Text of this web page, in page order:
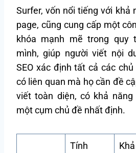
Surfer, vốn nổi tiếng với khả
page, cũng cung cấp một
khóa mạnh mẽ trong quy
mình, giúp người viết nội
SEO xác định tất cả các
có liên quan mà họ cần đề
viết toàn diện, có khả
một cụm chủ đề nhất định.
Tính